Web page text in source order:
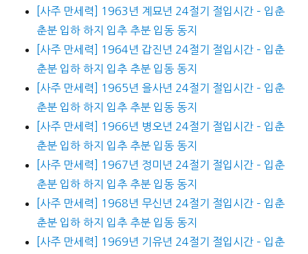
[사주 만세력] 1963년 계묘년 24절기 절입시간 – 입춘
춘분 입하 하지 입추 추분 입동 동지
[사주 만세력] 1964년 갑진년 24절기 절입시간 – 입춘
춘분 입하 하지 입추 추분 입동 동지
[사주 만세력] 1965년 을사년 24절기 절입시간 – 입춘
춘분 입하 하지 입추 추분 입동 동지
[사주 만세력] 1966년 병오년 24절기 절입시간 – 입춘
춘분 입하 하지 입추 추분 입동 동지
[사주 만세력] 1967년 정미년 24절기 절입시간 – 입춘
춘분 입하 하지 입추 추분 입동 동지
[사주 만세력] 1968년 무신년 24절기 절입시간 – 입춘
춘분 입하 하지 입추 추분 입동 동지
[사주 만세력] 1969년 기유년 24절기 절입시간 – 입춘